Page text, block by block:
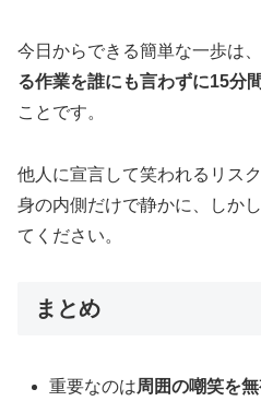
今日からできる簡単な一歩は、
る作業を誰にも言わずに15分
ことです。
他人に宣言して笑われるリス
身の内側だけで静かに、しか
てください。
まとめ
重要なのは周囲の嘲笑を